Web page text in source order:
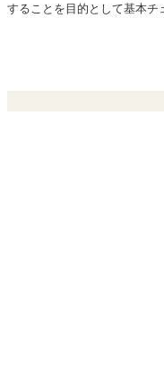
することを目的として基本チ